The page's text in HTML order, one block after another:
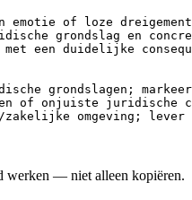
of loze
grondslag en
een duidelijke
grondslagen;
of onjuiste juridische
zakelijke omgeving;
werken — niet alleen kopiëren.